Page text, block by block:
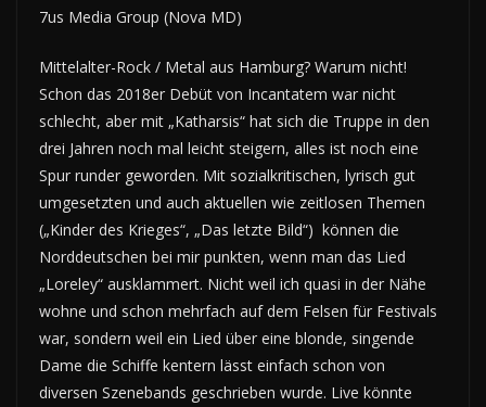
7us Media Group (Nova MD)
Mittelalter-Rock / Metal aus Hamburg? Warum nicht!
Schon das 2018er Debüt von Incantatem war nicht
schlecht, aber mit „Katharsis“ hat sich die Truppe in den
drei Jahren noch mal leicht steigern, alles ist noch eine
Spur runder geworden. Mit sozialkritischen, lyrisch gut
umgesetzten und auch aktuellen wie zeitlosen Themen
(„Kinder des Krieges“, „Das letzte Bild“) können die
Norddeutschen bei mir punkten, wenn man das Lied
„Loreley“ ausklammert. Nicht weil ich quasi in der Nähe
wohne und schon mehrfach auf dem Felsen für Festivals
war, sondern weil ein Lied über eine blonde, singende
Dame die Schiffe kentern lässt einfach schon von
diversen Szenebands geschrieben wurde. Live könnte